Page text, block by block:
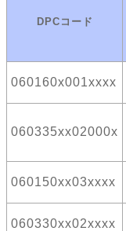
DPCコード
060160x001xxxx
060335xx02000x
060150xx03xxxx
060330xx02xxxx